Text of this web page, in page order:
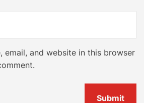
email, and website in this browser